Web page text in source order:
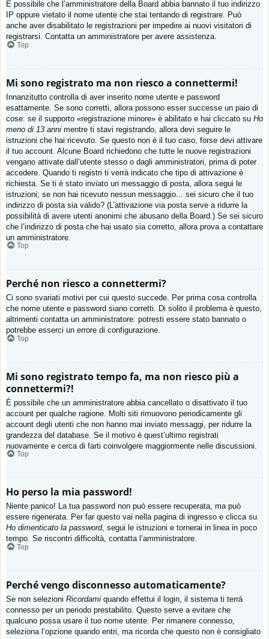
È possibile che l’amministratore della Board abbia bannato il tuo indirizzo
IP oppure vietato il nome utente che stai tentando di registrare. Può
anche aver disabilitato le registrazioni per impedire ai nuovi visitatori di
registrarsi. Contatta un amministratore per avere assistenza.
Top
Mi sono registrato ma non riesco a connettermi!
Innanzitutto controlla di aver inserito nome utente e password
esattamente. Se sono corretti, allora possono esser successe un paio di
cose: se il supporto «registrazione minore» è abilitato e hai cliccato su Ho
meno di 13 anni mentre ti stavi registrando, allora devi seguire le
istruzioni che hai ricevuto. Se questo non è il tuo caso, forse devi attivare
il tuo account. Alcune Board richiedono che tutte le nuove registrazioni
vengano attivate dall’utente stesso o dagli amministratori, prima di poter
accedere. Quando ti registri ti verrà indicato che tipo di attivazione è
richiesta. Se ti è stato inviato un messaggio di posta, allora segui le
istruzioni; se non hai ricevuto nessun messaggio... sei sicuro che il tuo
indirizzo di posta sia valido? (L’attivazione via posta serve a ridurre la
possibilità di avere utenti anonimi che abusano della Board.) Se sei sicuro
che l’indirizzo di posta che hai usato sia corretto, allora prova a contattare
un amministratore.
Top
Perché non riesco a connettermi?
Ci sono svariati motivi per cui questo succede. Per prima cosa controlla
che nome utente e password siano corretti. Di solito il problema è questo,
altrimenti contatta un amministratore: potresti essere stato bannato o
potrebbe esserci un errore di configurazione.
Top
Mi sono registrato tempo fa, ma non riesco più a
connettermi?!
È possibile che un amministratore abbia cancellato o disattivato il tuo
account per qualche ragione. Molti siti rimuovono periodicamente gli
account degli utenti che non hanno mai inviato messaggi, per ridurre la
grandezza del database. Se il motivo è quest’ultimo registrati
nuovamente e cerca di farti coinvolgere maggiormente nelle discussioni.
Top
Ho perso la mia password!
Niente panico! La tua password non può essere recuperata, ma può
essere rigenerata. Per far questo vai nella pagina di ingresso e clicca su
Ho dimenticato la password, segui le istruzioni e tornerai in linea in poco
tempo. Se riscontri difficoltà, contatta l’amministratore.
Top
Perché vengo disconnesso automaticamente?
Se non selezioni Ricordami quando effettui il login, il sistema ti terrà
connesso per un periodo prestabilito. Questo serve a evitare che
qualcuno possa usare il tuo nome utente. Per rimanere connesso,
seleziona l’opzione quando entri, ma ricorda che questo non è consigliato